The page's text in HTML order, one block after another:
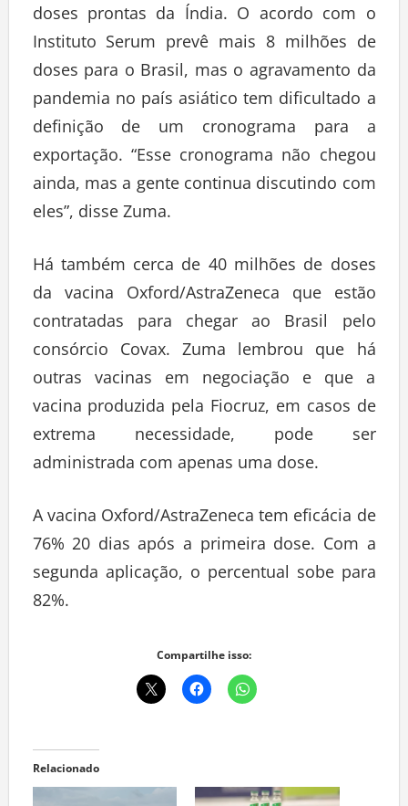
doses prontas da Índia. O acordo com o
Instituto Serum prevê mais 8 milhões de
doses para o Brasil, mas o agravamento da
pandemia no país asiático tem dificultado a
definição de um cronograma para a
exportação. “Esse cronograma não chegou
ainda, mas a gente continua discutindo com
eles”, disse Zuma.
Há também cerca de 40 milhões de doses
da vacina Oxford/AstraZeneca que estão
contratadas para chegar ao Brasil pelo
consórcio Covax. Zuma lembrou que há
outras vacinas em negociação e que a
vacina produzida pela Fiocruz, em casos de
extrema necessidade, pode ser
administrada com apenas uma dose.
A vacina Oxford/AstraZeneca tem eficácia de
76% 20 dias após a primeira dose. Com a
segunda aplicação, o percentual sobe para
82%.
Compartilhe isso:
Relacionado